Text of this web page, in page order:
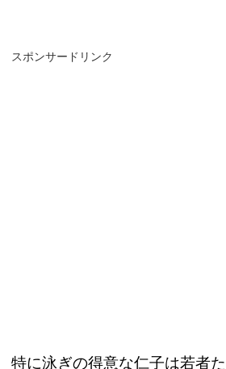
スポンサードリンク
特に泳ぎの得意な仁子は若者